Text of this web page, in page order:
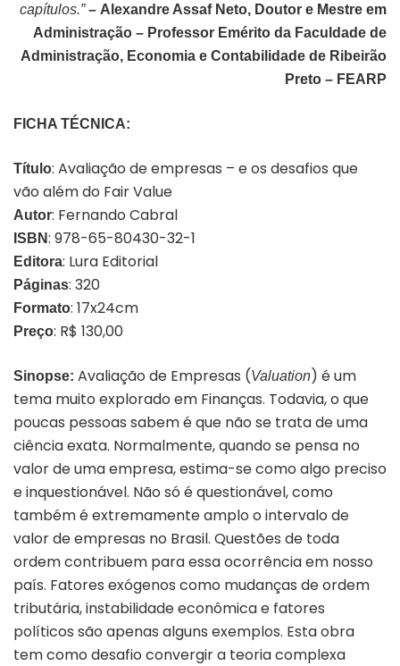
capítulos.”– Alexandre Assaf Neto, Doutor e Mestre em
Administração – Professor Emérito da Faculdade de
Administração, Economia e Contabilidade de Ribeirão
Preto – FEARP
FICHA TÉCNICA:
Título: Avaliação de empresas – e os desafios que
vão além do Fair Value
Autor: Fernando Cabral
ISBN: 978-65-80430-32-1
Editora: Lura Editorial
Páginas: 320
Formato: 17x24cm
Preço: R$ 130,00
Sinopse: Avaliação de Empresas (Valuation) é um
tema muito explorado em Finanças. Todavia, o que
poucas pessoas sabem é que não se trata de uma
ciência exata. Normalmente, quando se pensa no
valor de uma empresa, estima-se como algo preciso
e inquestionável. Não só é questionável, como
também é extremamente amplo o intervalo de
valor de empresas no Brasil. Questões de toda
ordem contribuem para essa ocorrência em nosso
país. Fatores exógenos como mudanças de ordem
tributária, instabilidade econômica e fatores
políticos são apenas alguns exemplos. Esta obra
tem como desafio convergir a teoria complexa